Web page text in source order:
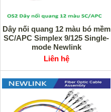
Dây nối quang 12 màu bó mềm
SC/APC Simplex 9/125 Single-
mode Newlink
Liên hệ